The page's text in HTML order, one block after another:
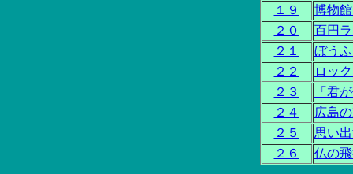
１９
博物
２０
百円
２１
ぼう
２２
ロッ
２３
「君
２４
広島
２５
思い
２６
仏の